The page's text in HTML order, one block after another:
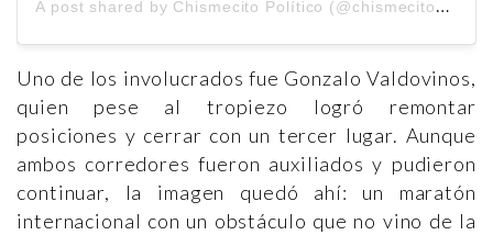
Uno de los involucrados fue Gonzalo Valdovinos,
quien pese al tropiezo logró remontar
posiciones y cerrar con un tercer lugar. Aunque
ambos corredores fueron auxiliados y pudieron
continuar, la imagen quedó ahí: un maratón
internacional con un obstáculo que no vino de la